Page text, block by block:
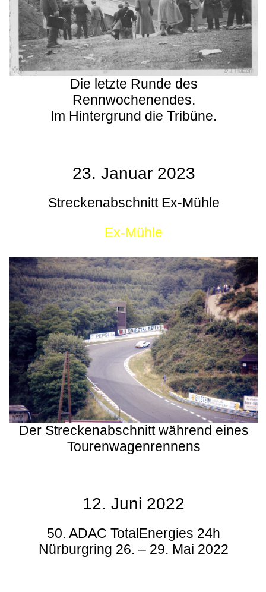
Die letzte Runde des
Rennwochenendes.
Im Hintergrund die Tribüne.
23. Januar 2023
Streckenabschnitt Ex-Mühle
Ex-Mühle
Der Streckenabschnitt während eines
Tourenwagenrennens
12. Juni 2022
50. ADAC TotalEnergies 24h
Nürburgring 26. – 29. Mai 2022